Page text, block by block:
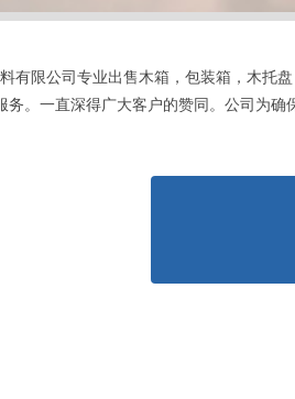
有限公司专业出售木箱，包装箱，木托
务。一直深得广大客户的赞同。公司为